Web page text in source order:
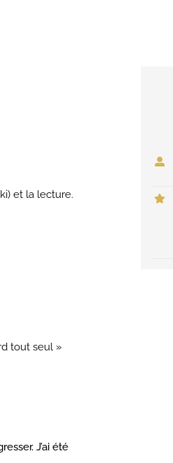
et la lecture.
tout seul »
J’ai été